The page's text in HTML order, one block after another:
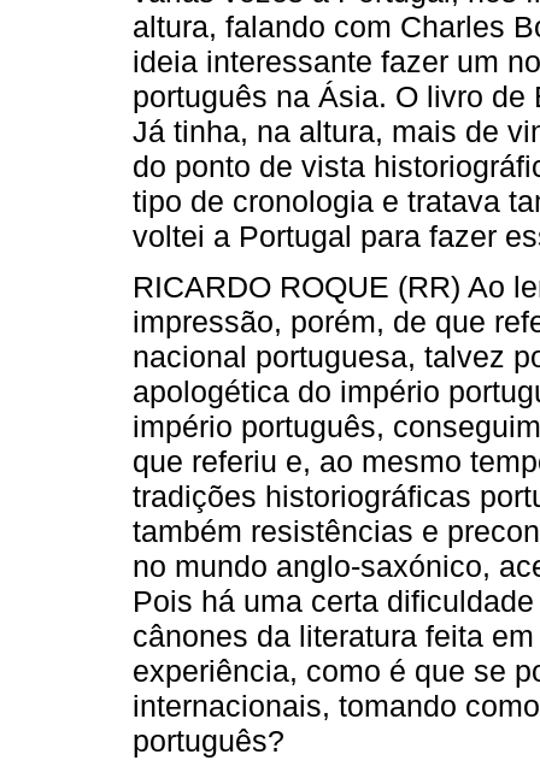
altura, falando com Charles
ideia interessante fazer um
português na Ásia. O livro
Já tinha, na altura, mais de
do ponto de vista
tipo de cronologia e tratava
voltei a Portugal para fazer
RICARDO ROQUE (RR) Ao
impressão, porém, de que
nacional portuguesa, talvez
apologética do império
império português,
que referiu e, ao mesmo
tradições historiográficas
também resistências e
no mundo anglo-saxónico,
Pois há uma certa
cânones da literatura feita
experiência, como é que se
internacionais, tomando
português?